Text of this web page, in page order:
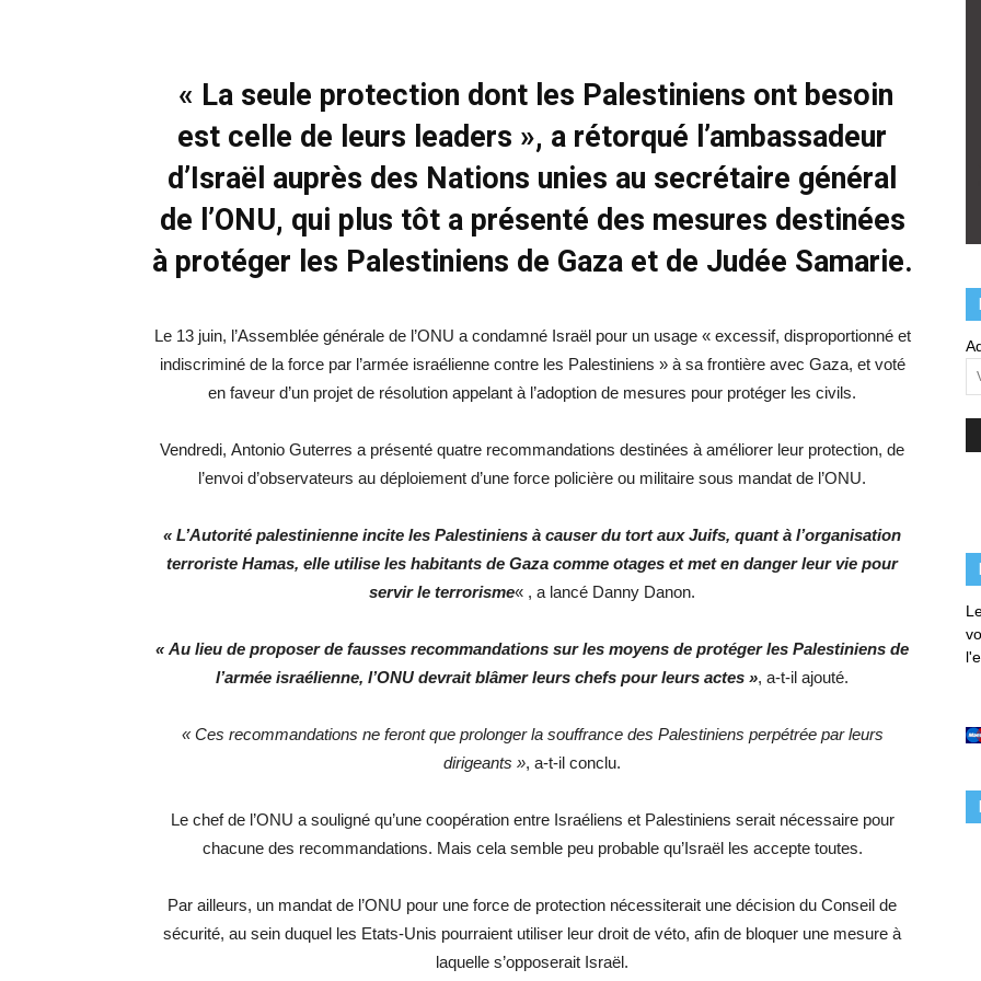
« La seule protection dont les Palestiniens ont besoin
est celle de leurs leaders », a rétorqué l’ambassadeur
d’Israël auprès des Nations unies au secrétaire général
de l’ONU, qui plus tôt a présenté des mesures destinées
à protéger les Palestiniens de Gaza et de Judée Samarie.
Le 13 juin, l’Assemblée générale de l’ONU a condamné Israël pour un usage « excessif, disproportionné et
indiscriminé de la force par l’armée israélienne contre les Palestiniens » à sa frontière avec Gaza, et voté
en faveur d’un projet de résolution appelant à l’adoption de mesures pour protéger les civils.
Vendredi, Antonio Guterres a présenté quatre recommandations destinées à améliorer leur protection, de
l’envoi d’observateurs au déploiement d’une force policière ou militaire sous mandat de l’ONU.
« L’Autorité palestinienne incite les Palestiniens à causer du tort aux Juifs, quant à l’organisation
terroriste Hamas, elle utilise les habitants de Gaza comme otages et met en danger leur vie pour
servir le terrorisme« , a lancé Danny Danon.
« Au lieu de proposer de fausses recommandations sur les moyens de protéger les Palestiniens de
l’armée israélienne, l’ONU devrait blâmer leurs chefs pour leurs actes », a-t-il ajouté.
« Ces recommandations ne feront que prolonger la souffrance des Palestiniens perpétrée par leurs
dirigeants », a-t-il conclu.
Le chef de l’ONU a souligné qu’une coopération entre Israéliens et Palestiniens serait nécessaire pour
chacune des recommandations. Mais cela semble peu probable qu’Israël les accepte toutes.
Par ailleurs, un mandat de l’ONU pour une force de protection nécessiterait une décision du Conseil de
sécurité, au sein duquel les Etats-Unis pourraient utiliser leur droit de véto, afin de bloquer une mesure à
laquelle s’opposerait Israël.